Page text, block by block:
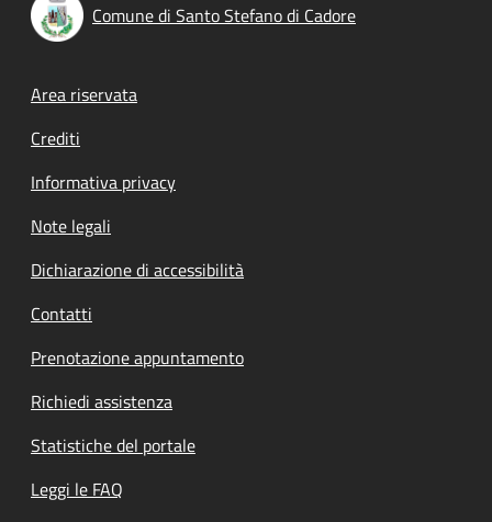
Comune di Santo Stefano di Cadore
Footer menu
Area riservata
Crediti
Informativa privacy
Note legali
Dichiarazione di accessibilità
Contatti
Prenotazione appuntamento
Richiedi assistenza
Statistiche del portale
Leggi le FAQ